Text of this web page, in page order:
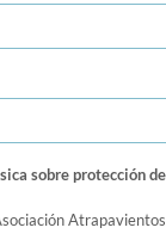
sobre protección